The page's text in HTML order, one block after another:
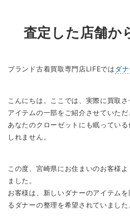
査定した店舗か
ブランド古着買取専門店LIFEでは ダ
こんにちは。ここでは、実際に買取
アイテムの一部をご紹介させていただ
あなたのクローゼットにも眠ってい
しれません。
この度、宮崎県にお住まいのお客様
ました。
お客様は、新しいダナーのアイテム
るダナーの整理を希望されていました